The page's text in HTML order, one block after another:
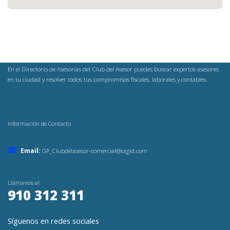
En el Directorio de Asesorías del Club del Asesor puedes buscar expertos asesores
en tu ciudad y resolver todos tus compromisos fiscales, laborales y contables.
Información de Contacto
Email: GP_Clubdelasesor-comercial@cegid.com
Llámanos al
910 312 311
Síguenos en redes sociales